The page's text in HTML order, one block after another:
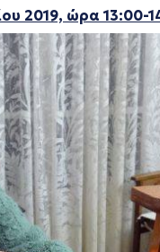
2019, ώρα 13:00-